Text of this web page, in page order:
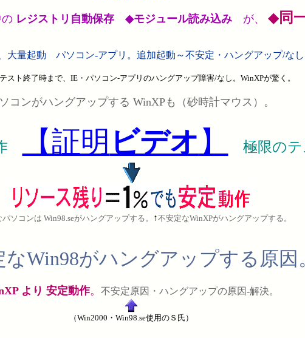
レジストリ自動保存 ◆モジュール読み込み が、 ◆同
大量起動 パソコン-アプリ。追加起動～不安定・ハングアップ/なし
スト終了時まで、IE・パソコン-アプリのハングアップ障害/なし。WinXPが驚く。
コンがハングアップする WinXPも（砂時計マウス）。
【証明 ビデオ 】 極限のテ
ソコンは Win98.seがハングアップする。 ↑不安定なWinXPがハングアップする。
Win98がハングアップする原
より 安定動作。 不安定原因・ハングアップの原因-解決。
（Win2000・Win98.se使用のＳ氏）